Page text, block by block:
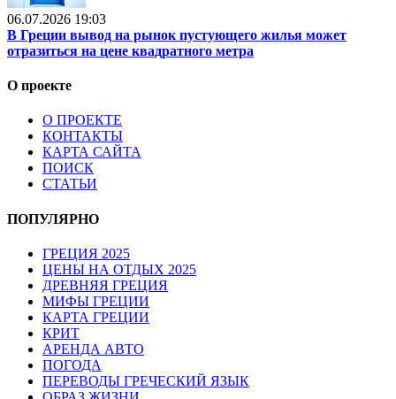
06.07.2026 19:03
В Греции вывод на рынок пустующего жилья может
отразиться на цене квадратного метра
О проекте
О ПРОЕКТЕ
КОНТАКТЫ
КАРТА САЙТА
ПОИСК
СТАТЬИ
ПОПУЛЯРНО
ГРЕЦИЯ 2025
ЦЕНЫ НА ОТДЫХ 2025
ДРЕВНЯЯ ГРЕЦИЯ
МИФЫ ГРЕЦИИ
КАРТА ГРЕЦИИ
КРИТ
АРЕНДА АВТО
ПОГОДА
ПЕРЕВОДЫ ГРЕЧЕСКИЙ ЯЗЫК